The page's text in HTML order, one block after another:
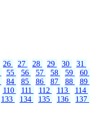
26 27 28 29 30
31
55 56 57 58 59
60
84 85 86 87 88
89
110 111 112 113
114
133 134 135 136
137